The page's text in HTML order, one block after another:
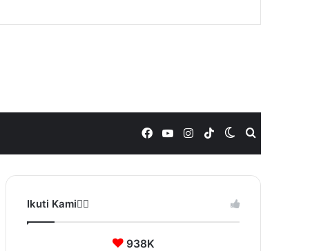
Switch
skin
TikTok
Instagram
YouTube
Facebook
Ikuti Kami❤️‍🔥
938K